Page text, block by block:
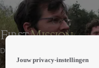
Drama
Jouw privacy-instellingen